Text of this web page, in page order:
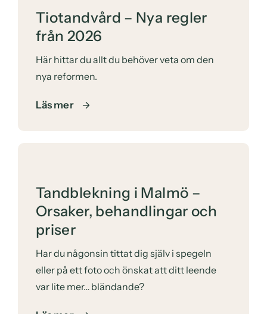
Tiotandvård – Nya regler
från 2026
Här hittar du allt du behöver veta om den
nya reformen.
Läs mer
Tandblekning i Malmö –
Orsaker, behandlingar och
priser
Har du någonsin tittat dig själv i spegeln
eller på ett foto och önskat att ditt leende
var lite mer… bländande?